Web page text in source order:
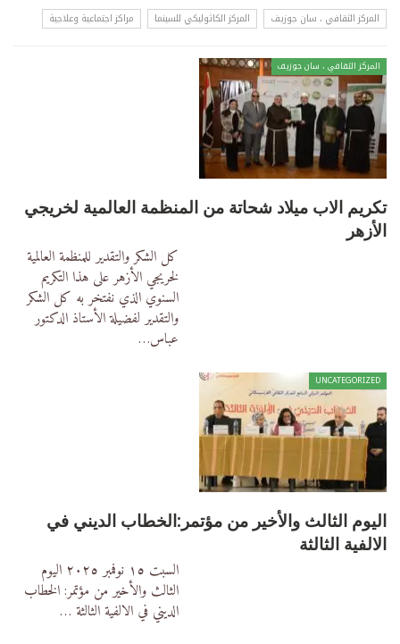
المركز الثقافي ، سان جوزيف المركز الكاثوليكي للسينما مراكز اجتماعية وعلاجية
المركز الثقافي ، سان جوزيف
تكريم الاب ميلاد شحاتة من المنظمة العالمية لخريجي
الأزهر
كل الشكر والتقدير للمنظمة العالمية
لخريجي الأزهر على هذا التكريم
السنوي الذي نفتخر به كل الشكر
والتقدير لفضيلة الأستاذ الدكتور
عباس…
UNCATEGORIZED
اليوم الثالث والأخير من مؤتمر:الخطاب الديني في
الالفية الثالثة
السبت ١٥ نوفمبر ٢٠٢٥
اليوم
الثالث والأخير من مؤتمر:الخطاب
الديني في الالفية الثالثة …